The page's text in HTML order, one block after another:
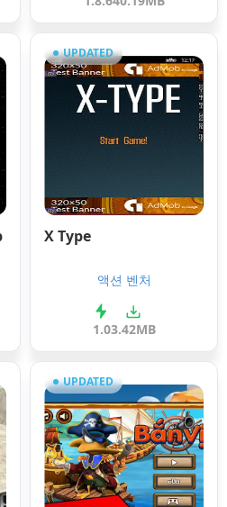
UPDATED
X Type
액션 벤처
1.03.42MB
UPDATED